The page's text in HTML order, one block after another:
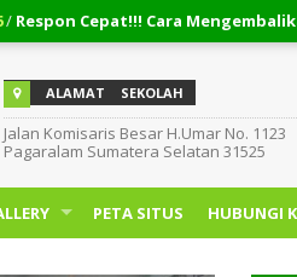
Cepat!!! Cara Mengembalikan
ALAMAT SEKOLAH
Jalan Komisaris Besar H.Umar No. 1123
Pagaralam Sumatera Selatan 31525
PETA SITUS HUBUNGI